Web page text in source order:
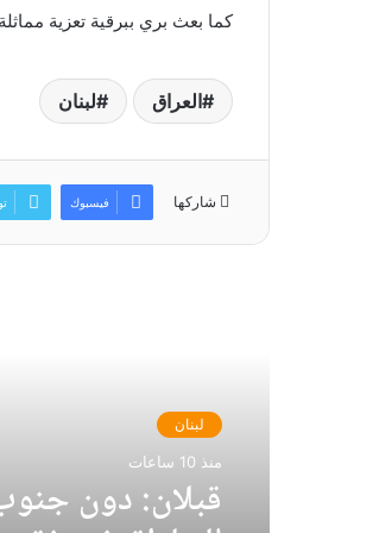
كما بعث بري ببرقية تعزية
العراق لبنان
شاركها فيسبوك
لبنان
منذ 10 ساعات
قبلان: دون